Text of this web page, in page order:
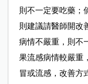
則不一定要吃藥；
則建議請醫師開改
病情不嚴重，則不
果流感病情較嚴重
冒或流感，改善方